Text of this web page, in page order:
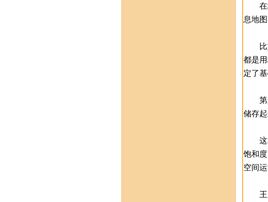
在地
息地
比如
都是
定了基
第三
储存
这就
饱和
空间
王康